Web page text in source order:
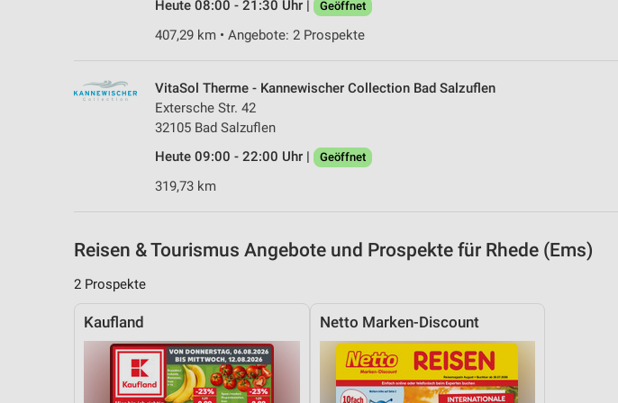
Heute 08:00 - 21:30 Uhr |
Geöffnet
407,29 km • Angebote: 2 Prospekte
VitaSol Therme - Kannewischer Collection Bad Salzuflen
Extersche Str. 42
32105 Bad Salzuflen
Heute 09:00 - 22:00 Uhr |
Geöffnet
319,73 km
Reisen & Tourismus Angebote und Prospekte für Rhede (Ems)
2 Prospekte
Kaufland Netto Marken-Discount